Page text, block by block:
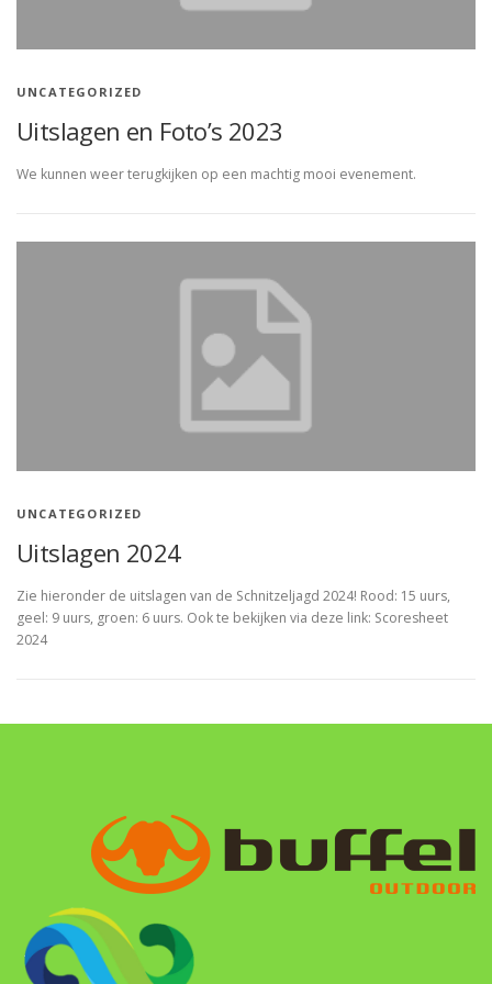
UNCATEGORIZED
Uitslagen en Foto’s 2023
We kunnen weer terugkijken op een machtig mooi evenement.
UNCATEGORIZED
Uitslagen 2024
Zie hieronder de uitslagen van de Schnitzeljagd 2024! Rood: 15 uurs,
geel: 9 uurs, groen: 6 uurs. Ook te bekijken via deze link: Scoresheet
2024